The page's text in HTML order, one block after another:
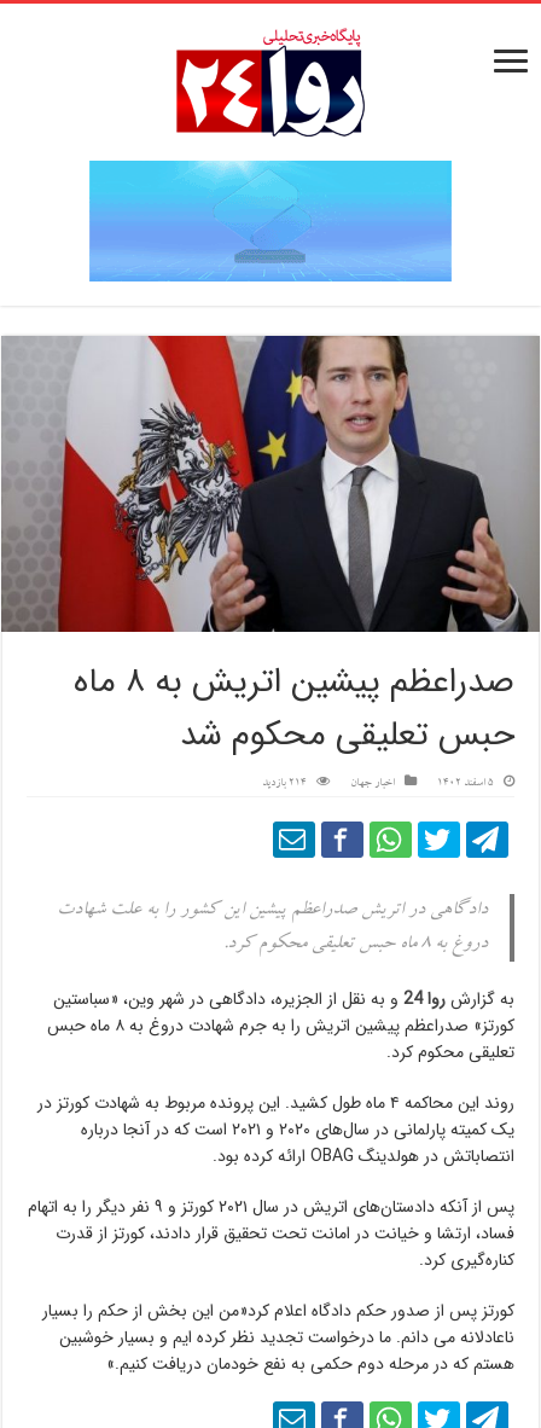
صدراعظم پیشین اتریش به ۸ ماه
حبس تعلیقی محکوم شد
5 اسفند 1402 اخبار جهان 214 بازدید
دادگاهی در اتریش صدراعظم پیشین این کشور را به علت شهادت
دروغ به ۸ ماه حبس تعلیقی محکوم کرد.
به گزارشروا 24
و به نقل از الجزیره، دادگاهی در شهر وین، «سباستین
کورتز» صدراعظم پیشین اتریش را به جرم شهادت دروغ به ۸ ماه حبس
تعلیقی محکوم کرد.
روند این محاکمه ۴ ماه طول کشید. این پرونده مربوط به شهادت کورتز در
یک کمیته پارلمانی در سال‌های ۲۰۲۰ و ۲۰۲۱ است که در آنجا درباره
انتصاباتش در هولدینگ OBAG ارائه کرده بود.
پس از آنکه دادستان‌های اتریش در سال ۲۰۲۱ کورتز و ۹ نفر دیگر را به اتهام
فساد، ارتشا و خیانت در امانت تحت تحقیق قرار دادند، کورتز از قدرت
کناره‌گیری کرد.
کورتز پس از صدور حکم دادگاه اعلام کرد«من این بخش از حکم را بسیار
ناعادلانه می دانم. ما درخواست تجدید نظر کرده ایم و بسیار خوشبین
هستم که در مرحله دوم حکمی به نفع خودمان دریافت کنیم.»